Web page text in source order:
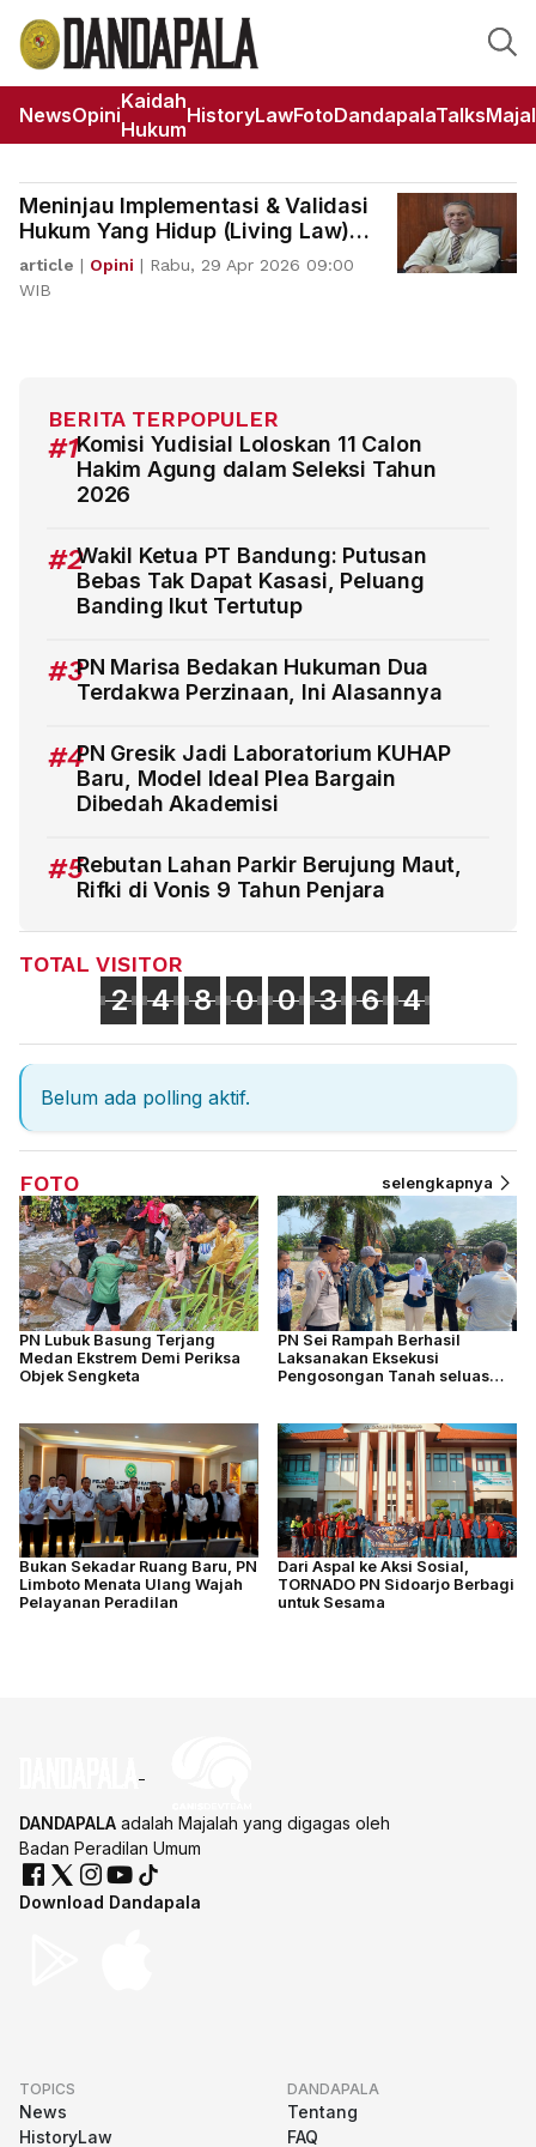
NewsOpini
Kaidah
Hukum
HistoryLawFotoDandapalaTalks
Meninjau Implementasi & Validasi
Hukum Yang Hidup (Living Law)
KUHP Nasional
article | Opini | Rabu, 29 Apr 2026 09:00
WIB
BERITA TERPOPULER
#1Komisi Yudisial Loloskan 11 Calon
Hakim Agung dalam Seleksi Tahun
2026
#2Wakil Ketua PT Bandung: Putusan
Bebas Tak Dapat Kasasi, Peluang
Banding Ikut Tertutup
#3PN Marisa Bedakan Hukuman Dua
Terdakwa Perzinaan, Ini Alasannya
#4PN Gresik Jadi Laboratorium KUHAP
Baru, Model Ideal Plea Bargain
Dibedah Akademisi
#5Rebutan Lahan Parkir Berujung Maut,
Rifki di Vonis 9 Tahun Penjara
TOTAL VISITOR
2 4 8 0 0 3 6 4
Belum ada polling aktif.
FOTO selengkapnya
PN Lubuk Basung Terjang
Medan Ekstrem Demi Periksa
Objek Sengketa
PN Sei Rampah Berhasil
Laksanakan Eksekusi
Pengosongan Tanah seluas
Bukan Sekadar Ruang Baru, PN
Limboto Menata Ulang Wajah
Pelayanan Peradilan
Dari Aspal ke Aksi Sosial,
TORNADO PN Sidoarjo Berbagi
untuk Sesama
DANDAPALA adalah Majalah yang digagas oleh
Badan Peradilan Umum
Download Dandapala
TOPICS
News
HistoryLaw
DANDAPALA
Tentang
FAQ